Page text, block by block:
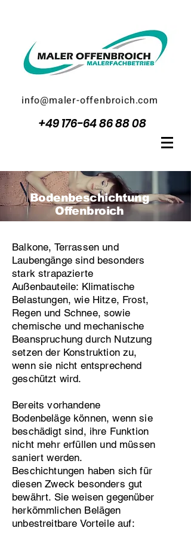
info@maler-offenbroich.com
+49 176-64 86 88 08
Bodenbeschichtung
Offenbroich
Balkone, Terrassen und
Laubengänge sind besonders
stark strapazierte
Außenbauteile: Klimatische
Belastungen, wie Hitze, Frost,
Regen und Schnee, sowie
chemische und mechanische
Beanspruchung durch Nutzung
setzen der Konstruktion zu,
wenn sie nicht entsprechend
geschützt wird.
Bereits vorhandene
Bodenbeläge können, wenn sie
beschädigt sind, ihre Funktion
nicht mehr erfüllen und müssen
saniert werden.
Beschichtungen haben sich für
diesen Zweck besonders gut
bewährt. Sie weisen gegenüber
herkömmlichen Belägen
unbestreitbare Vorteile auf: